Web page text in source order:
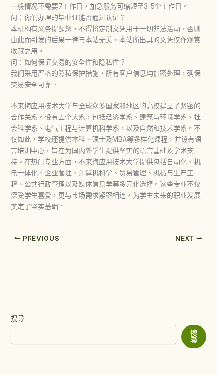
一般情况下需要7工作日，加急服务可缩短至3-5个工作日。
问：你们办理的毕业证能否通过认证？
本机构有义务提醒您，不得将定制文凭用于一切非法活动，否则
由此而引发的后果一律与本站无关，本站所出具的文凭仅作观赏
收藏之用。
问：如何保证交易的安全性和隐私性？
我们采用严格的隐私保护措施，所有客户信息均加密处理，确保
交易安全可靠。
不来梅应用技术大学与全球众多国家和地区的高校建立了紧密的
合作关系。设有五个大系，包括经济学系、建筑与环境学系、社
会科学系、电气工程与计算机科学系，以及自然和技术学系。不
仅如此，学校还提供本科、硕士及MBA等多样化课程，并设有语
言培训中心，旨在为国内外学生提供坚实的语言基础及学术支
持。在热门专业方面，不来梅应用技术大学提供包括自动化、机
电一体化、企业管理、计算机科学、贸易管理、机械与生产工
程、公共行政管理以及媒体信息学等多元化选择。这些专业不仅
深受学生喜爱，更与市场需求紧密相连，为学生未来的职业发展
奠定了坚实基础。
PREVIOUS NEXT
搜尋
搜
尋